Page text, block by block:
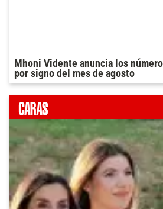
Mhoni Vidente anuncia los
por signo del mes de agosto